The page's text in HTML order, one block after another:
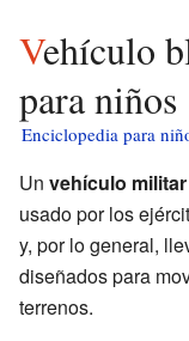
Vehículo blindado de combate
para niños
Enciclopedia para
Un vehículo
usado por los
y, por lo general,
diseñados para
terrenos.